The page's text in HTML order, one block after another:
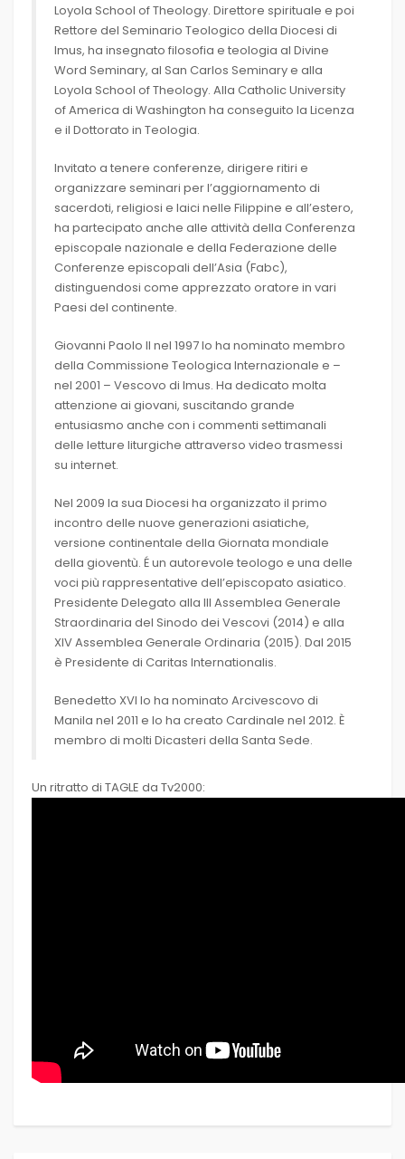
Loyola School of Theology. Direttore spirituale e poi
Rettore del Seminario Teologico della Diocesi di
Imus, ha insegnato filosofia e teologia al Divine
Word Seminary, al San Carlos Seminary e alla
Loyola School of Theology. Alla Catholic University
of America di Washington ha conseguito la Licenza
e il Dottorato in Teologia.
Invitato a tenere conferenze, dirigere ritiri e
organizzare seminari per l’aggiornamento di
sacerdoti, religiosi e laici nelle Filippine e all’estero,
ha partecipato anche alle attività della Conferenza
episcopale nazionale e della Federazione delle
Conferenze episcopali dell’Asia (Fabc),
distinguendosi come apprezzato oratore in vari
Paesi del continente.
Giovanni Paolo II nel 1997 lo ha nominato membro
della Commissione Teologica Internazionale e –
nel 2001 – Vescovo di Imus. Ha dedicato molta
attenzione ai giovani, suscitando grande
entusiasmo anche con i commenti settimanali
delle letture liturgiche attraverso video trasmessi
su internet.
Nel 2009 la sua Diocesi ha organizzato il primo
incontro delle nuove generazioni asiatiche,
versione continentale della Giornata mondiale
della gioventù. É un autorevole teologo e una delle
voci più rappresentative dell’episcopato asiatico.
Presidente Delegato alla III Assemblea Generale
Straordinaria del Sinodo dei Vescovi (2014) e alla
XIV Assemblea Generale Ordinaria (2015). Dal 2015
è Presidente di Caritas Internationalis.
Benedetto XVI lo ha nominato Arcivescovo di
Manila nel 2011 e lo ha creato Cardinale nel 2012. È
membro di molti Dicasteri della Santa Sede.
Un ritratto di TAGLE da Tv2000: